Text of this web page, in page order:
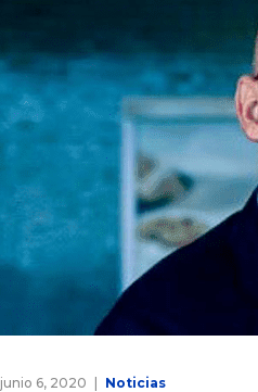
junio 6, 2020 Noticias